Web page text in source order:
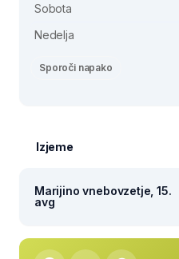
Sobota
Nedelja
Sporoči napako
Izjeme
Marijino vnebovzetje, 15.
avg